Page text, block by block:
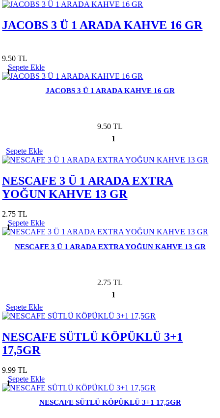
JACOBS 3 Ü 1 ARADA KAHVE 16 GR
9.50 TL
1
Sepete Ekle
JACOBS 3 Ü 1 ARADA KAHVE 16 GR
9.50 TL
1
Sepete Ekle
NESCAFE 3 Ü 1 ARADA EXTRA
YOĞUN KAHVE 13 GR
2.75 TL
1
Sepete Ekle
NESCAFE 3 Ü 1 ARADA EXTRA YOĞUN KAHVE 13 GR
2.75 TL
1
Sepete Ekle
NESCAFE SÜTLÜ KÖPÜKLÜ 3+1
17,5GR
9.99 TL
1
Sepete Ekle
NESCAFE SÜTLÜ KÖPÜKLÜ 3+1 17,5GR